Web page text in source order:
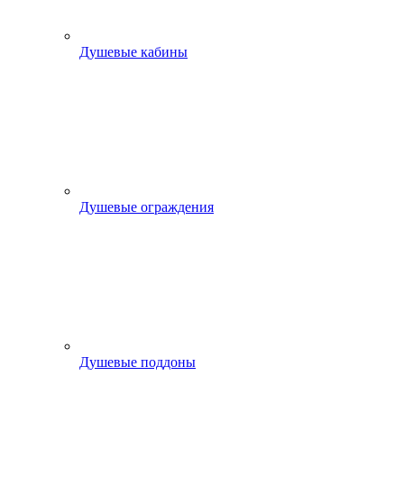
Душевые кабины
Душевые ограждения
Душевые поддоны